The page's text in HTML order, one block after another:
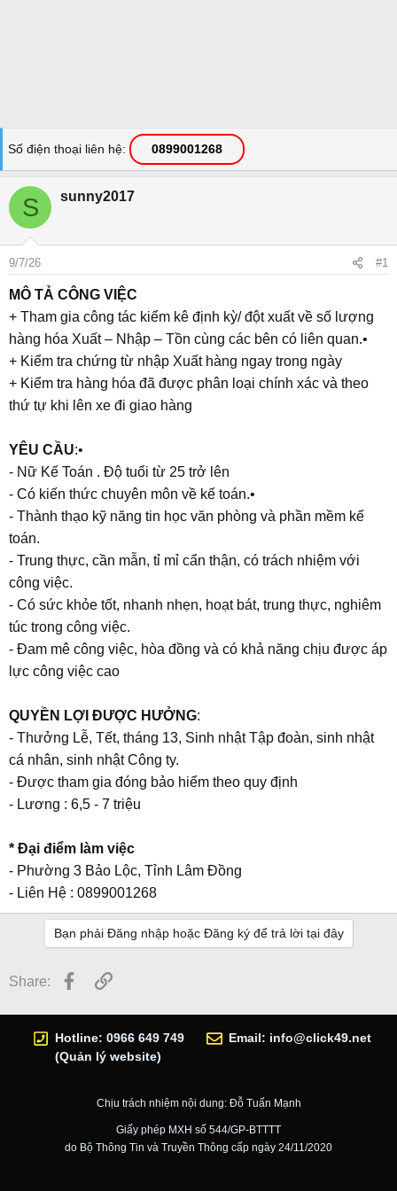
Số điện thoại liên hệ 0899001268
S sunny2017
9/7/26 #1
MÔ TẢ CÔNG VIỆC
+ Tham gia công tác kiểm kê định kỳ/ đột xuất về số lượng
hàng hóa Xuất – Nhập – Tồn cùng các bên có liên quan.•
+ Kiểm tra chứng từ nhập Xuất hàng ngay trong ngày
+ Kiểm tra hàng hóa đã được phân loại chính xác và theo
thứ tự khi lên xe đi giao hàng
YÊU CẦU:•
- Nữ Kế Toán . Độ tuổi từ 25 trở lên
- Có kiến thức chuyên môn về kế toán.•
- Thành thạo kỹ năng tin học văn phòng và phần mềm kế
toán.
- Trung thực, cần mẫn, tỉ mỉ cẩn thận, có trách nhiệm với
công việc.
- Có sức khỏe tốt, nhanh nhẹn, hoạt bát, trung thực, nghiêm
túc trong công việc.
- Đam mê công việc, hòa đồng và có khả năng chịu được áp
lực công việc cao
QUYỀN LỢI ĐƯỢC HƯỞNG:
- Thưởng Lễ, Tết, tháng 13, Sinh nhật Tập đoàn, sinh nhật
cá nhân, sinh nhật Công ty.
- Được tham gia đóng bảo hiểm theo quy định
- Lương : 6,5 - 7 triệu
* Đại điểm làm việc
- Phường 3 Bảo Lộc, Tỉnh Lâm Đồng
- Liên Hệ : 0899001268
Bạn phải Đăng nhập hoặc Đăng ký để trả lời tại đây
Share: Facebook
Link
Hotline: 0966 649 749
(Quản lý website)
Email: info@click49.net
Chịu trách nhiệm nội dung: Đỗ Tuấn Mạnh
Giấy phép MXH số 544/GP-BTTTT
do Bộ Thông Tin và Truyền Thông cấp ngày 24/11/2020